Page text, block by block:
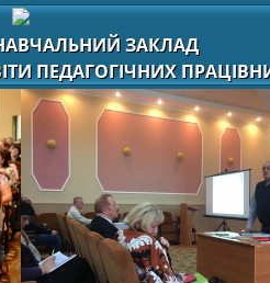
ЗАКЛАД
ПЕДАГОГІЧНИХ